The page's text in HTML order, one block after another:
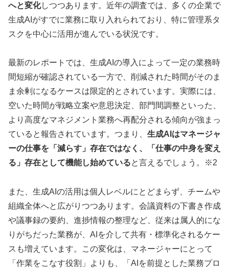
へと変化しつつあります。近年の調査では、多くの企業で
生成AIがすでに業務に取り入れられており、特に管理系タ
スクを中心に活用が進んでいる状況です。
最新のレポートでは、生成AIの導入によって一定の業務時
間短縮が確認されている一方で、削減された時間がそのま
ま余剰になるケースは限定的とされています。実際には、
空いた時間が戦略立案や意思決定、部門間調整といった、
より高度なマネジメント業務へ再配分される傾向が強まっ
ていると報告されています。つまり、 生成AIはマネージャ
ーの仕事を「減らす」存在ではなく、「仕事の中身を変え
る」存在として機能し始めていると言えるでしょう。※2
また、生成AIの活用は個人レベルにとどまらず、チームや
組織全体へと広がりつつあります。会議資料の下書き作成
や議事録の要約、進捗情報の整理など、従来は属人的にな
りがちだった業務が、AIを介して共有・標準化されるケー
スも増えています。この変化は、マネージャーにとって
「作業をこなす役割」よりも、「AIを前提とした業務プロ